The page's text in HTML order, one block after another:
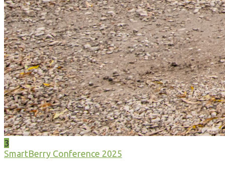
3
SmartBerry Conference 2025